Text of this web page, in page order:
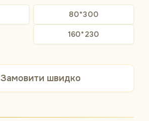
80*300
160*230
Замовити швидко